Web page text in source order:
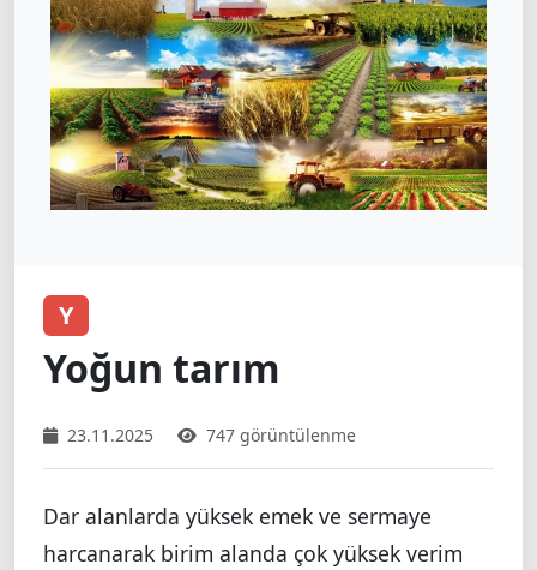
Y
Yoğun tarım
23.11.2025 747 görüntülenme
Dar alanlarda yüksek emek ve sermaye
harcanarak birim alanda çok yüksek verim